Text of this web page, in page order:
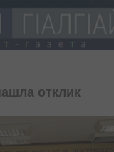
отклик